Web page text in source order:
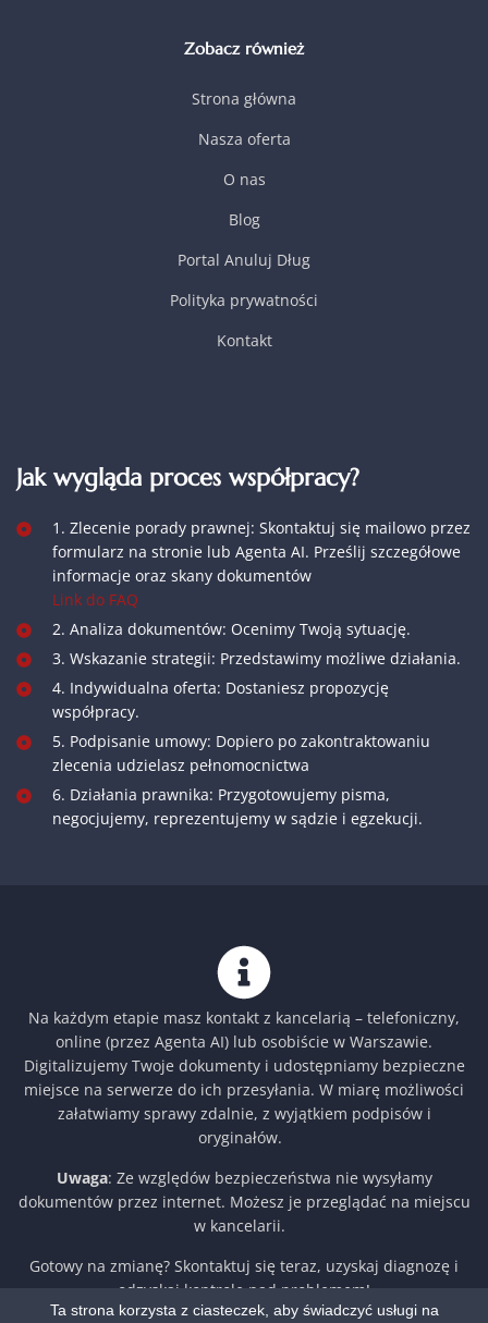
Zobacz również
Strona główna
Nasza oferta
O nas
Blog
Portal Anuluj Dług
Polityka prywatności
Kontakt
Jak wygląda proces współpracy?
1. Zlecenie porady prawnej: Skontaktuj się mailowo przez
formularz na stronie lub Agenta AI. Prześlij szczegółowe
informacje oraz skany dokumentów
Link do FAQ
2. Analiza dokumentów: Ocenimy Twoją sytuację.
3. Wskazanie strategii: Przedstawimy możliwe działania.
4. Indywidualna oferta: Dostaniesz propozycję
współpracy.
5. Podpisanie umowy: Dopiero po zakontraktowaniu
zlecenia udzielasz pełnomocnictwa
6. Działania prawnika: Przygotowujemy pisma,
negocjujemy, reprezentujemy w sądzie i egzekucji.
Na każdym etapie masz kontakt z kancelarią – telefoniczny,
online (przez Agenta AI) lub osobiście w Warszawie.
Digitalizujemy Twoje dokumenty i udostępniamy bezpieczne
miejsce na serwerze do ich przesyłania. W miarę możliwości
załatwiamy sprawy zdalnie, z wyjątkiem podpisów i
oryginałów.
Uwaga: Ze względów bezpieczeństwa nie wysyłamy
dokumentów przez internet. Możesz je przeglądać na miejscu
w kancelarii.
Gotowy na zmianę? Skontaktuj się teraz, uzyskaj diagnozę i
odzyskaj kontrolę nad problemem!
Ta strona korzysta z ciasteczek, aby świadczyć usługi na